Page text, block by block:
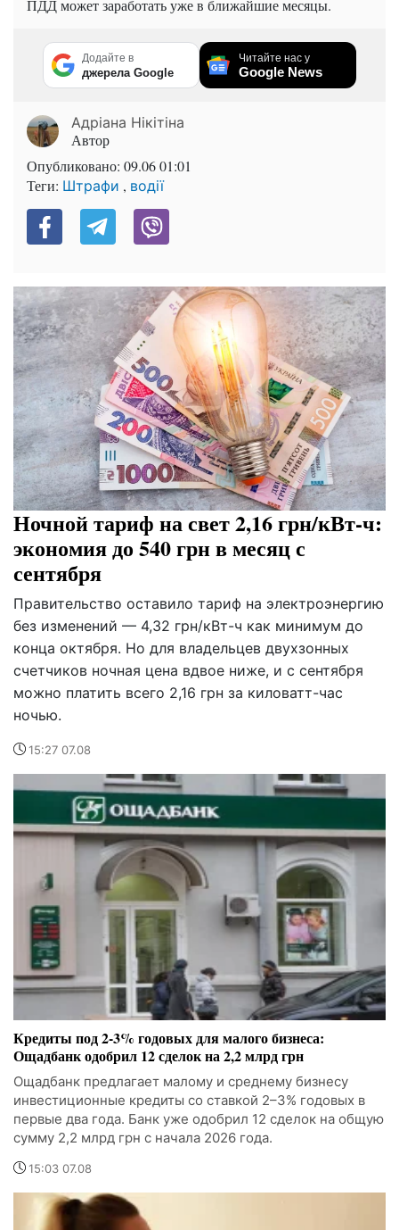
ПДД может заработать уже в ближайшие месяцы.
Додайте в
джерела Google
Читайте нас у
Google News
Адріана Нікітіна
Автор
Опубликовано: 09.06 01:01
Теги: Штрафи , водії
Ночной тариф на свет 2,16 грн/кВт-ч:
экономия до 540 грн в месяц с
сентября
Правительство оставило тариф на электроэнергию
без изменений — 4,32 грн/кВт-ч как минимум до
конца октября. Но для владельцев двухзонных
счетчиков ночная цена вдвое ниже, и с сентября
можно платить всего 2,16 грн за киловатт-час
ночью.
15:27 07.08
Кредиты под 2-3% годовых для малого бизнеса:
Ощадбанк одобрил 12 сделок на 2,2 млрд грн
Ощадбанк предлагает малому и среднему бизнесу
инвестиционные кредиты со ставкой 2–3% годовых в
первые два года. Банк уже одобрил 12 сделок на общую
сумму 2,2 млрд грн с начала 2026 года.
15:03 07.08